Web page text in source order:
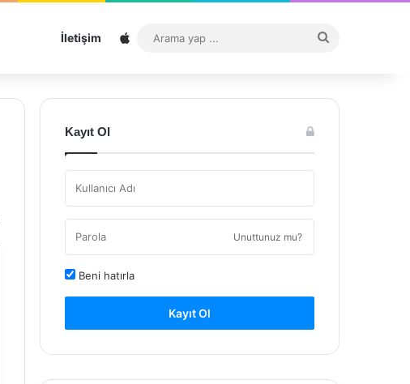
İletişim Sitemap
...
Kayıt Ol
Unuttunuz mu?
Beni hatırla
Kayıt Ol